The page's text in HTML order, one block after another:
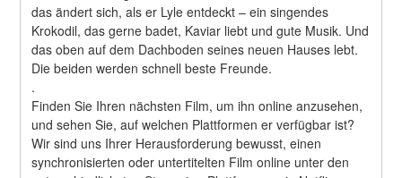
das ändert sich, als er Lyle entdeckt – ein singendes
Krokodil, das gerne badet, Kaviar liebt und gute Musik. Und
das oben auf dem Dachboden seines neuen Hauses lebt.
Die beiden werden schnell beste Freunde.
.
Finden Sie Ihren nächsten Film, um ihn online anzusehen,
und sehen Sie, auf welchen Plattformen er verfügbar ist?
Wir sind uns Ihrer Herausforderung bewusst, einen
synchronisierten oder untertitelten Film online unter den